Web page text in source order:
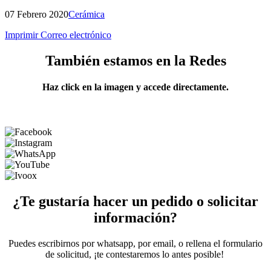
07 Febrero 2020Cerámica
ImprimirCorreo electrónico
También estamos en la Redes
Haz click en la imagen y accede directamente.
¿Te gustaría hacer un pedido o solicitar
información?
Puedes escribirnos por whatsapp, por email, o rellena el formulario
de solicitud, ¡te contestaremos lo antes posible!